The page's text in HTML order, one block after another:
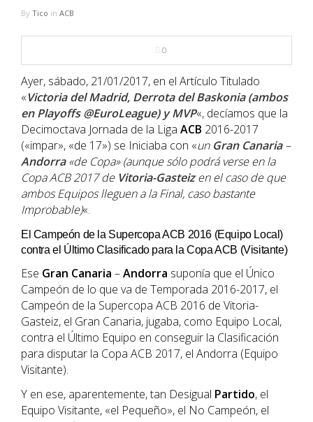
By Tico in ACB
0
Ayer, sábado, 21/01/2017, en el Artículo Titulado
«Victoria del Madrid, Derrota del Baskonia (ambos
en Playoffs @EuroLeague) y MVP«, decíamos que la
Decimoctava Jornada de la Liga ACB 2016-2017
(«impar», «de 17») se Iniciaba con «un Gran Canaria–
Andorra«de Copa» (aunque sólo podrá verse en la
Copa ACB 2017 de Vitoria-Gasteizen el caso de que
ambos Equipos lleguen a la Final, caso bastante
Improbable)«.
El Campeón de la Supercopa ACB 2016 (Equipo Local)
contra el Último Clasificado para la Copa ACB (Visitante)
Ese Gran Canaria –Andorra suponía que el Único
Campeón de lo que va de Temporada 2016-2017, el
Campeón de la Supercopa ACB 2016 de Vitoria-
Gasteiz, el Gran Canaria, jugaba, como Equipo Local,
contra el Último Equipo en conseguir la Clasificación
para disputar la Copa ACB 2017, el Andorra (Equipo
Visitante).
Y en ese, aparentemente, tan Desigual Partido, el
Equipo Visitante, «el Pequeño», el No Campeón, el